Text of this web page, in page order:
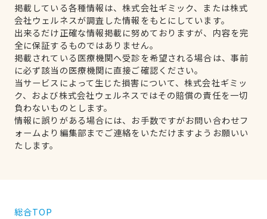
掲載している各種情報は、株式会社ギミック、または株式
会社ウェルネスが調査した情報をもとにしています。
出来るだけ正確な情報掲載に努めておりますが、内容を完
全に保証するものではありません。
掲載されている医療機関へ受診を希望される場合は、事前
に必ず該当の医療機関に直接ご確認ください。
当サービスによって生じた損害について、株式会社ギミッ
ク、および株式会社ウェルネスではその賠償の責任を一切
負わないものとします。
情報に誤りがある場合には、お手数ですがお問い合わせフ
ォームより編集部までご連絡をいただけますようお願いい
たします。
総合TOP